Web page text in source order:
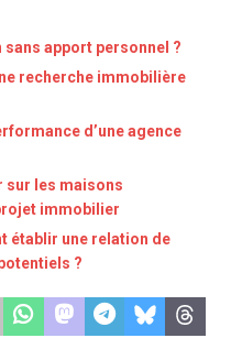
apport personnel ?
recherche immobilière
d’une agence
sur les maisons
immobilier
établir une relation de
?